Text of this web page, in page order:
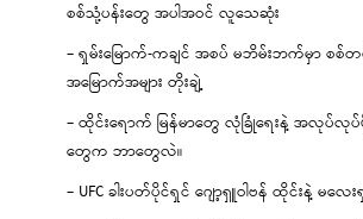
စစ်သုံ့ပန်းတွေ အပါအဝင် လူသေဆုံး
– ရှမ်းမြောက်-ကချင် အစပ် မဘိမ်းဘက်မှာ စစ်
အမြောက်အများ တိုးချဲ့
– ထိုင်းရောက် မြန်မာတွေ လုံခြုံရေးနဲ့ အလု
တွေက ဘာတွေလဲ။
– UFC ခါးပတ်ပိုင်ရှင် ဂျော့ရှူဝါဗန် ထိုင်းနဲ့ မလ